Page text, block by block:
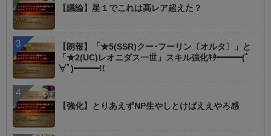
【議論】星１でこれは高レア超えた？
【朗報】「★5(SSR)クー･フーリン〔オルタ〕」と
「★2(UC)レオニダス一世」スキル強化ｷﾀ━━━(ﾟ
∀ﾟ)━━━!!
【強化】とりあえずNP生やしとけばええやろ感